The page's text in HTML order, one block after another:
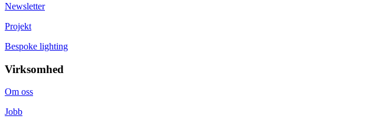
Newsletter
Projekt
Bespoke lighting
Virksomhed
Om oss
Jobb